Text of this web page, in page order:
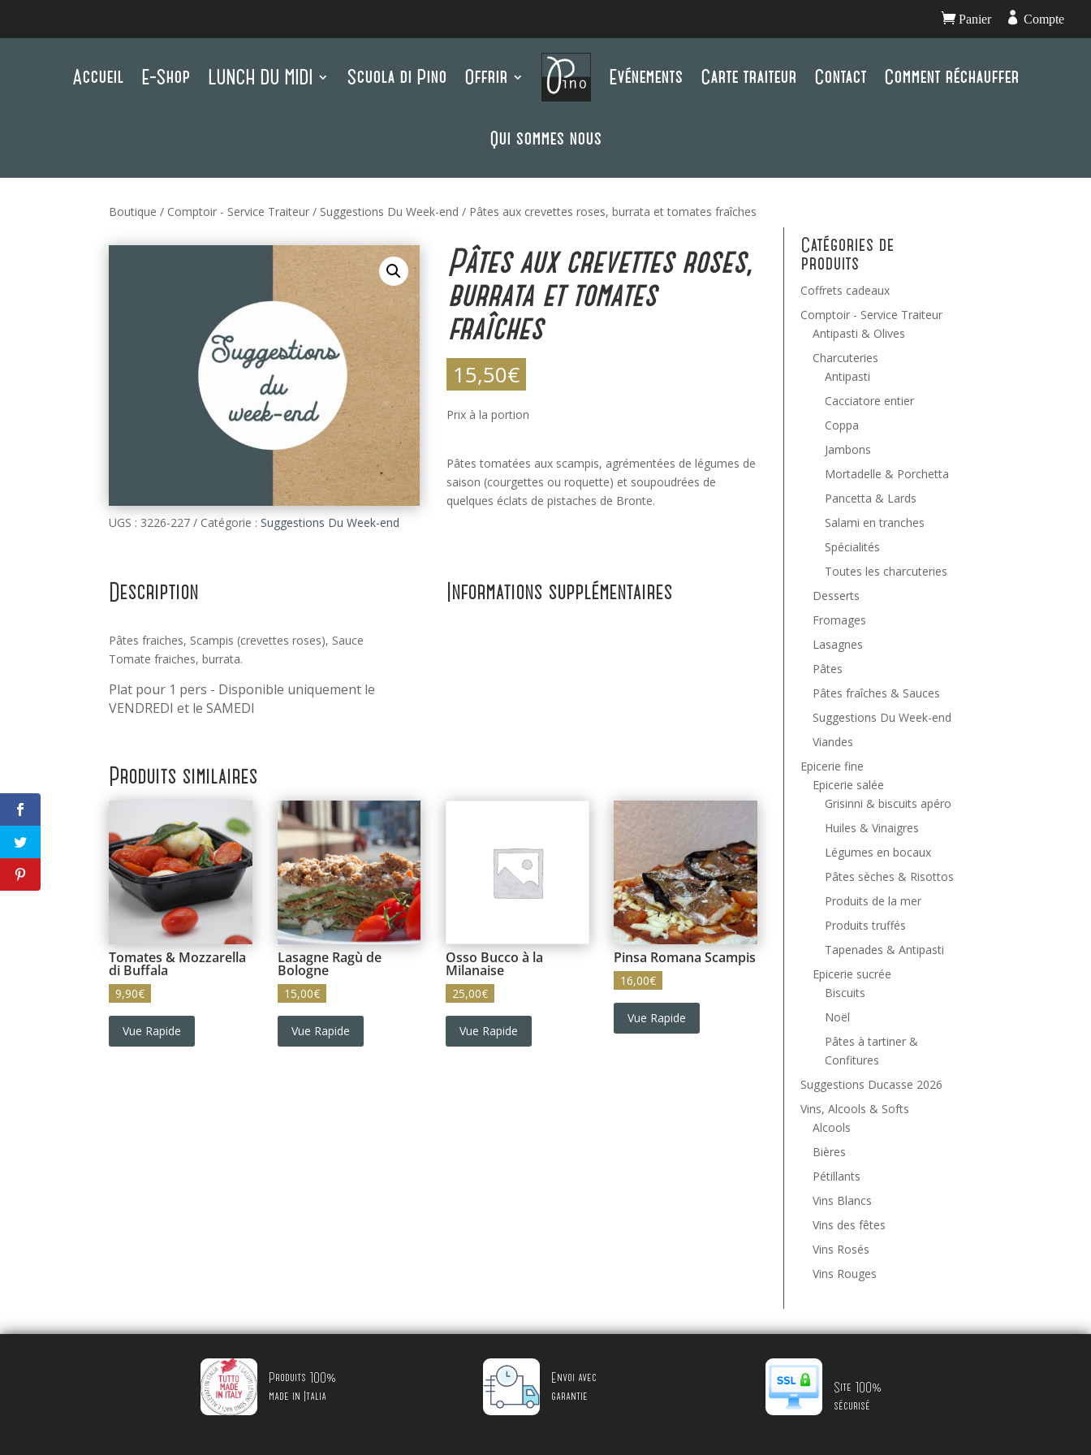
Panier  Compte
Accueil E-Shop LUNCH DU MIDI Scuola di Pino Offrir Evénements Carte traiteur Contact Comment réchauffer
Qui sommes nous
Boutique / Comptoir - Service Traiteur / Suggestions Du Week-end / Pâtes aux crevettes roses, burrata et tomates fraîches
UGS : 3226-227 Catégorie :Suggestions Du Week-end
Pâtes aux crevettes roses,
burrata et tomates
fraîches
15,50€
Prix à la portion
Pâtes tomatées aux scampis, agrémentées de légumes de
saison (courgettes ou roquette) et soupoudrées de
quelques éclats de pistaches de Bronte.
Description
Pâtes fraiches, Scampis (crevettes roses), Sauce
Tomate fraiches, burrata.
Plat pour 1 pers - Disponible uniquement le
VENDREDI et le SAMEDI
Informations supplémentaires
Produits similaires
Tomates & Mozzarella
di Buffala
9,90€
Vue Rapide
Lasagne Ragù de
Bologne
15,00€
Vue Rapide
Osso Bucco à la
Milanaise
25,00€
Vue Rapide
Pinsa Romana Scampis
16,00€
Vue Rapide
Catégories de
produits
Coffrets cadeaux
Comptoir - Service Traiteur
Antipasti & Olives
Charcuteries
Antipasti
Cacciatore entier
Coppa
Jambons
Mortadelle & Porchetta
Pancetta & Lards
Salami en tranches
Spécialités
Toutes les charcuteries
Desserts
Fromages
Lasagnes
Pâtes
Pâtes fraîches & Sauces
Suggestions Du Week-end
Viandes
Epicerie fine
Epicerie salée
Grisinni & biscuits apéro
Huiles & Vinaigres
Légumes en bocaux
Pâtes sèches & Risottos
Produits de la mer
Produits truffés
Tapenades & Antipasti
Epicerie sucrée
Biscuits
Noël
Pâtes à tartiner &
Confitures
Suggestions Ducasse 2026
Vins, Alcools & Softs
Alcools
Bières
Pétillants
Vins Blancs
Vins des fêtes
Vins Rosés
Vins Rouges
Produits 100%
made in Italia
Envoi avec
garantie
Site 100%
sécurisé